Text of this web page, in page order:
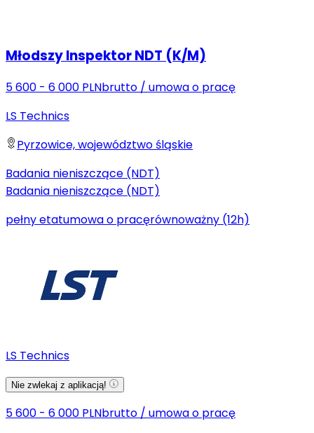
Młodszy Inspektor NDT (K/M)
5 600 - 6 000 PLNbrutto / umowa o pracę
LS Technics
Pyrzowice, województwo śląskie
Badania nieniszczące (NDT)
Badania nieniszczące (NDT)
pełny etatumowa o pracęrównoważny (12h)
LS Technics
Nie zwlekaj z aplikacją!
5 600 - 6 000 PLNbrutto / umowa o pracę